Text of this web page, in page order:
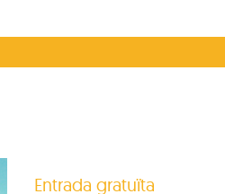
Entrada gratuïta